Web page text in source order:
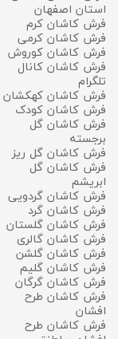
استان اصفهان
فرش کاشان کرم
فرش کاشان کرمی
فرش کاشان کوروش
فرش کاشان کانال
تلگرام
فرش کاشان کهکشان
فرش کاشان کودک
فرش کاشان گل
برجسته
فرش کاشان گل ریز
فرش کاشان گل
ابریشم
فرش کاشان گردویی
فرش کاشان گرد
فرش کاشان گلستان
فرش کاشان گالری
فرش کاشان گلشن
فرش کاشان گلیم
فرش کاشان گرگان
فرش کاشان طرح
افشان
فرش کاشان طرح